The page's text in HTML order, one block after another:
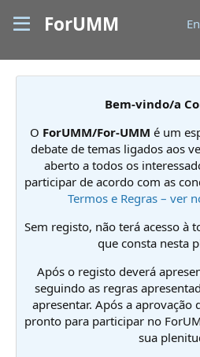
ForUMM
Bem-vindo/a
O ForUMM/For-UMM é um
debate de temas ligados aos
aberto a todos os
participar de acordo com as
Termos e Regras – ver
Sem registo, não terá acesso à
que consta nesta
Após o registo deverá
seguindo as regras
apresentar. Após a aprovação
pronto para participar no
sua